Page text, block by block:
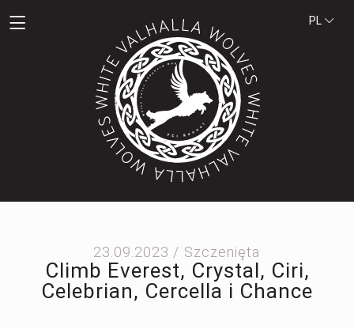
PL
23.09.2023 / Szczenięta
Climb Everest, Crystal, Ciri,
Celebrian, Cercella i Chance